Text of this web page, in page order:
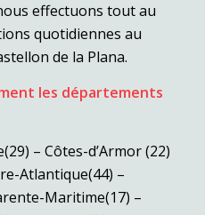
effectuons tout au
quotidiennes au
de la Plana.
les départements
– Côtes-d’Armor (22)
Atlantique(44) –
Maritime(17) –